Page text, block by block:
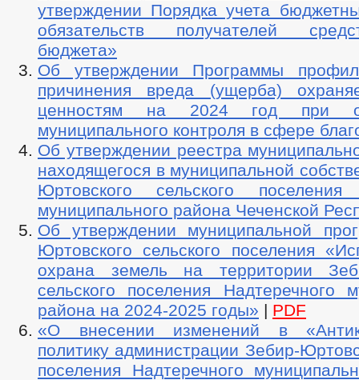
утверждении Порядка учета
обязательств получателей
бюджета»
Об утверждении Программы
причинения вреда (ущерба)
ценностям на 2024 год при
муниципального контроля в сфере
Об утверждении реестра
находящегося в муниципальной
Юртовского сельского поселения
муниципального района Чеченской
Об утверждении муниципальной
Юртовского сельского поселения
охрана земель на территории
сельского поселения Надтеречного
района на 2024-2025 годы» | PDF
«О внесении изменений в
политику администрации Зебир-
поселения Надтеречного